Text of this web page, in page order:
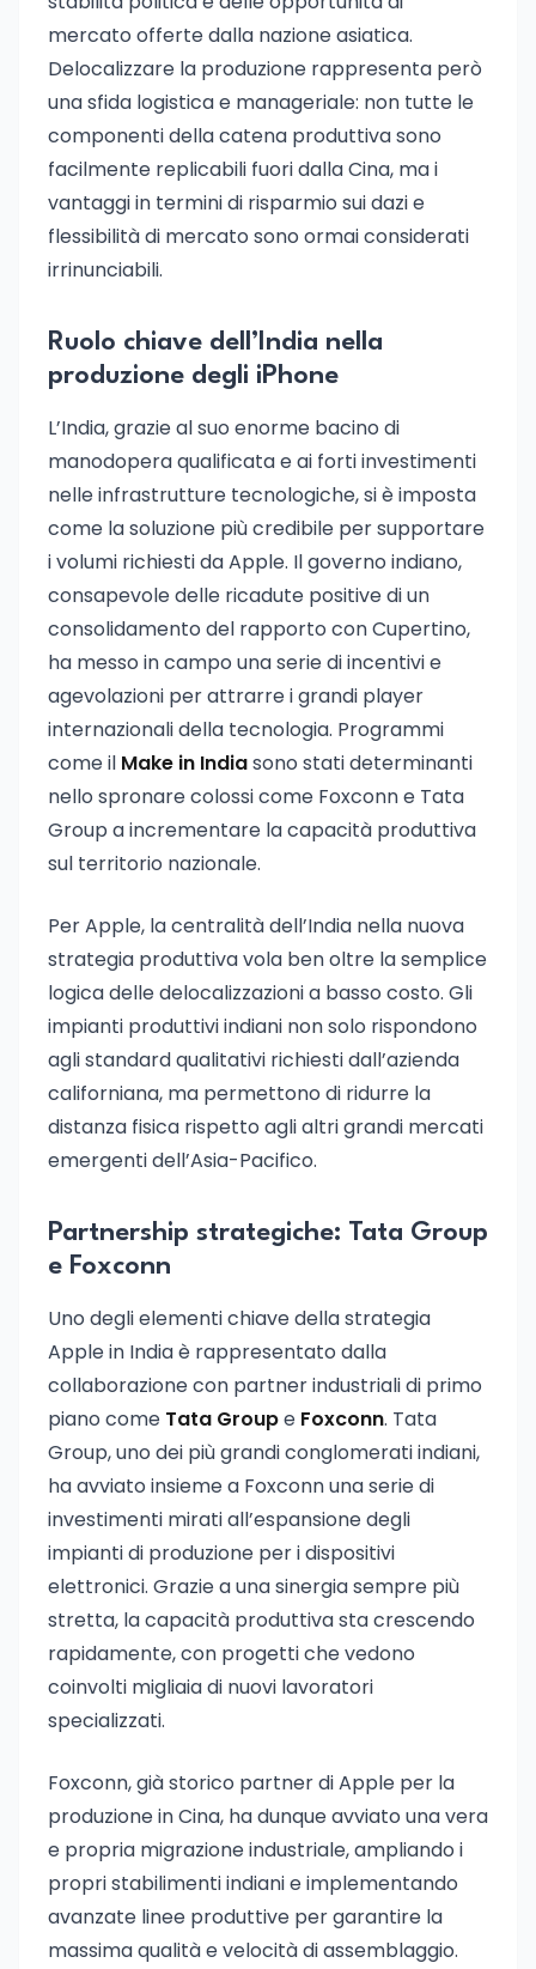
mercato offerte dalla nazione asiatica.
Delocalizzare la produzione rappresenta però
una sfida logistica e manageriale: non tutte le
componenti della catena produttiva sono
facilmente replicabili fuori dalla Cina, ma i
vantaggi in termini di risparmio sui dazi e
flessibilità di mercato sono ormai considerati
irrinunciabili.
Ruolo chiave dell’India nella
produzione degli iPhone
L’India, grazie al suo enorme bacino di
manodopera qualificata e ai forti investimenti
nelle infrastrutture tecnologiche, si è imposta
come la soluzione più credibile per supportare
i volumi richiesti da Apple. Il governo indiano,
consapevole delle ricadute positive di un
consolidamento del rapporto con Cupertino,
ha messo in campo una serie di incentivi e
agevolazioni per attrarre i grandi player
internazionali della tecnologia. Programmi
come il Make in Indiasono stati determinanti
nello spronare colossi come Foxconn e Tata
Group a incrementare la capacità produttiva
sul territorio nazionale.
Per Apple, la centralità dell’India nella nuova
strategia produttiva vola ben oltre la semplice
logica delle delocalizzazioni a basso costo. Gli
impianti produttivi indiani non solo rispondono
agli standard qualitativi richiesti dall’azienda
californiana, ma permettono di ridurre la
distanza fisica rispetto agli altri grandi mercati
emergenti dell’Asia-Pacifico.
Partnership strategiche: Tata Group
e Foxconn
Uno degli elementi chiave della strategia
Apple in India è rappresentato dalla
collaborazione con partner industriali di primo
piano come Tata Groupe Foxconn. Tata
Group, uno dei più grandi conglomerati indiani,
ha avviato insieme a Foxconn una serie di
investimenti mirati all’espansione degli
impianti di produzione per i dispositivi
elettronici. Grazie a una sinergia sempre più
stretta, la capacità produttiva sta crescendo
rapidamente, con progetti che vedono
coinvolti migliaia di nuovi lavoratori
specializzati.
Foxconn, già storico partner di Apple per la
produzione in Cina, ha dunque avviato una vera
e propria migrazione industriale, ampliando i
propri stabilimenti indiani e implementando
avanzate linee produttive per garantire la
massima qualità e velocità di assemblaggio.